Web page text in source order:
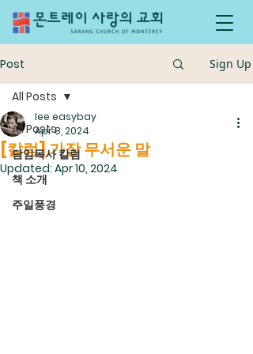
Post Sign Up
All Posts
담임목사 칼럼
책 소개
주일풍경
All Posts
[칼럼] 가장 무서운 말
lee easybay
Apr 8, 2024
Updated: Apr 10, 2024